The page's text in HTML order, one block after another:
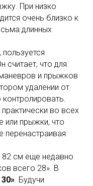
При низко
очень близко к
длинных
считает, что для
и прыжков
удалении от
контролировать.
во всех
или прыжки, что
перенастраивая
см еще недавно
всего 28». В
30». Будучи